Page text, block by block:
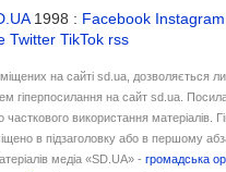
1998 : Facebook Instagram
Twitter TikTok rss
на сайті sd.ua, дозволяється
гіперпосилання на сайт sd.ua.
використання матеріалів.
в підзаголовку або в першому
медіа «SD.UA» -громадська